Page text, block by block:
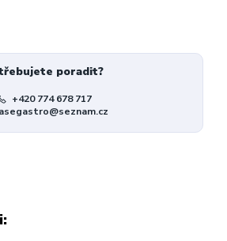
poradit?
+420 774 678 717